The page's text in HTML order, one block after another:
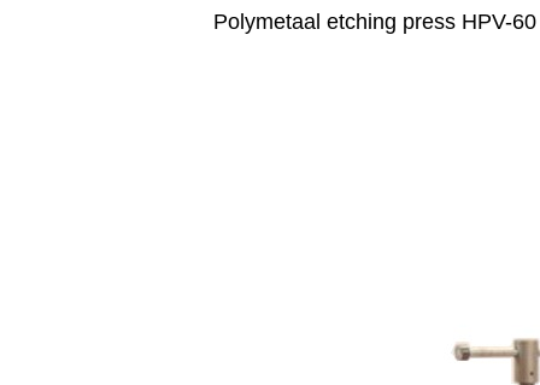
Polymetaal etching press HPV-